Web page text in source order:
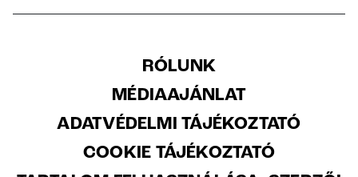
RÓLUNK
MÉDIAAJÁNLAT
ADATVÉDELMI TÁJÉKOZTATÓ
COOKIE TÁJÉKOZTATÓ